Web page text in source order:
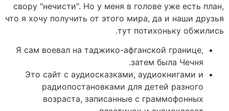
свору "нечисти". Но у меня в голове уже есть план,
что я хочу получить от этого мира, да и наши друзья
тут потихоньку обжились.
Я сам воевал на таджико-афганской границе,
затем была Чечня.
Это сайт с аудиосказками, аудиокнигами и
радиопостановками для детей разного
возраста, записанные с граммофонных